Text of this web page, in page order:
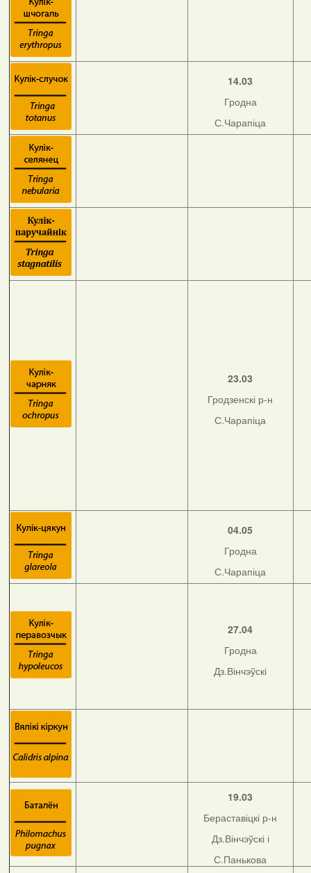
14.03
Гродна
С.Чарапіца
23.03
Гродзенскі р-н
С.Чарапіца
04.05
Гродна
С.Чарапіца
27.04
Гродна
Дз.Вінчэўскі
19.03
Бераставіцкі р-н
Дз.Вінчэўскі і
С.Панькова